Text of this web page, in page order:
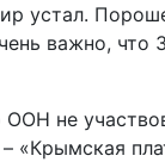
устал.
важно,
не